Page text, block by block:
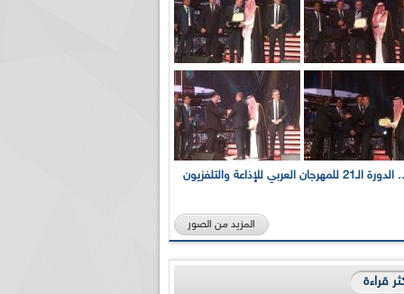
بالصور... الدورة الـ21 للمهرجان العربي للإذاعة والتلفزيون
المزيد من الصور
قراءة